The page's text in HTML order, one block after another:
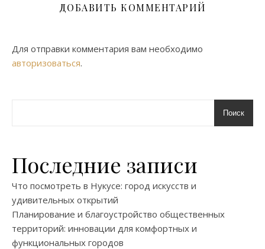
ДОБАВИТЬ КОММЕНТАРИЙ
Для отправки комментария вам необходимо
авторизоваться.
Поиск
Последние записи
Что посмотреть в Нукусе: город искусств и
удивительных открытий
Планирование и благоустройство общественных
территорий: инновации для комфортных и
функциональных городов